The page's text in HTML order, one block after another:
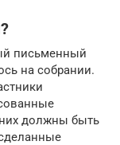
письменный
на собрании.
должны быть